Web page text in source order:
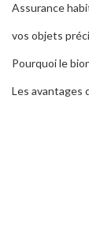
Assurance
vos objets
Pourquoi le
Les avantages